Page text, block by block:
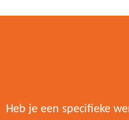
Heb je een specifieke